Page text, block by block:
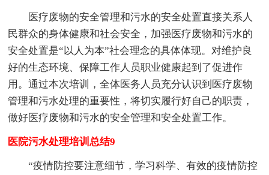
医疗废物的安全管理和污水的安全处置直接关系人
民群众的身体健康和社会安全，加强医疗废物和污水的
安全处置是“以人为本”社会理念的具体体现。对维护良
好的生态环境、保障工作人员职业健康起到了促进作
用。通过本次培训，全体医务人员充分认识到医疗废物
管理和污水处理的重要性，将切实履行好自己的职责，
做好医疗废物和污水的安全管理和安全处置工作。
医院污水处理培训总结9
“疫情防控要注意细节，学习科学、有效的疫情防控